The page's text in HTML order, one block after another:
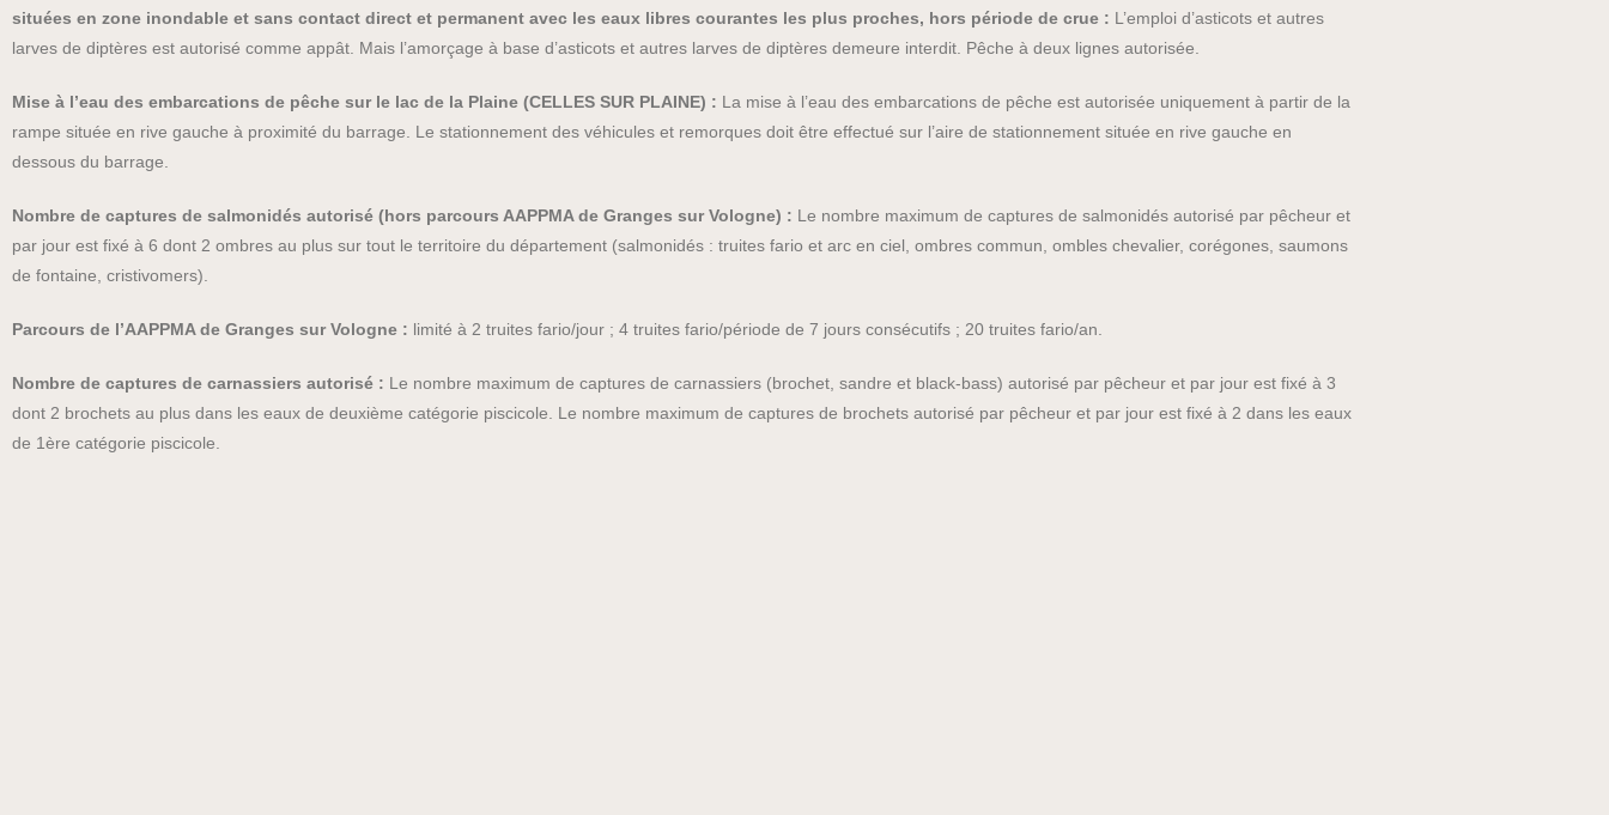
situées en zone inondable et sans contact direct et permanent avec les eaux libres courantes les plus proches, hors période de crue : L’emploi d’asticots et autres
larves de diptères est autorisé comme appât. Mais l’amorçage à base d’asticots et autres larves de diptères demeure interdit. Pêche à deux lignes autorisée.
Mise à l’eau des embarcations de pêche sur le lac de la Plaine (CELLES SUR PLAINE) : La mise à l’eau des embarcations de pêche est autorisée uniquement à partir de la
rampe située en rive gauche à proximité du barrage. Le stationnement des véhicules et remorques doit être effectué sur l’aire de stationnement située en rive gauche en
dessous du barrage.
Nombre de captures de salmonidés autorisé (hors parcours AAPPMA de Granges sur Vologne) : Le nombre maximum de captures de salmonidés autorisé par pêcheur et
par jour est fixé à 6 dont 2 ombres au plus sur tout le territoire du département (salmonidés : truites fario et arc en ciel, ombres commun, ombles chevalier, corégones, saumons
de fontaine, cristivomers).
Parcours de l’AAPPMA de Granges sur Vologne : limité à 2 truites fario/jour ; 4 truites fario/période de 7 jours consécutifs ; 20 truites fario/an.
Nombre de captures de carnassiers autorisé : Le nombre maximum de captures de carnassiers (brochet, sandre et black-bass) autorisé par pêcheur et par jour est fixé à 3
dont 2 brochets au plus dans les eaux de deuxième catégorie piscicole. Le nombre maximum de captures de brochets autorisé par pêcheur et par jour est fixé à 2 dans les eaux
de 1ère catégorie piscicole.